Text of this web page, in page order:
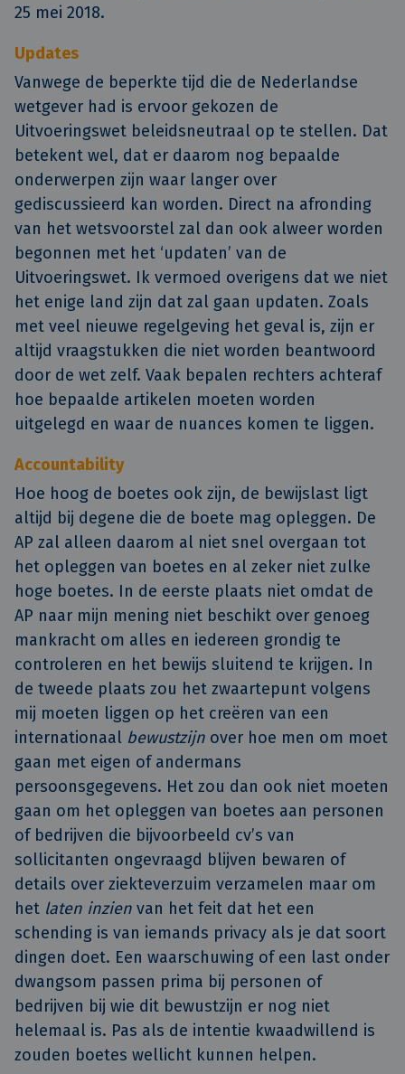
25 mei 2018.
Updates
Vanwege de beperkte tijd die de Nederlandse
wetgever had is ervoor gekozen de
Uitvoeringswet beleidsneutraal op te stellen. Dat
betekent wel, dat er daarom nog bepaalde
onderwerpen zijn waar langer over
gediscussieerd kan worden. Direct na afronding
van het wetsvoorstel zal dan ook alweer worden
begonnen met het ‘updaten’ van de
Uitvoeringswet. Ik vermoed overigens dat we niet
het enige land zijn dat zal gaan updaten. Zoals
met veel nieuwe regelgeving het geval is, zijn er
altijd vraagstukken die niet worden beantwoord
door de wet zelf. Vaak bepalen rechters achteraf
hoe bepaalde artikelen moeten worden
uitgelegd en waar de nuances komen te liggen.
Accountability
Hoe hoog de boetes ook zijn, de bewijslast ligt
altijd bij degene die de boete mag opleggen. De
AP zal alleen daarom al niet snel overgaan tot
het opleggen van boetes en al zeker niet zulke
hoge boetes. In de eerste plaats niet omdat de
AP naar mijn mening niet beschikt over genoeg
mankracht om alles en iedereen grondig te
controleren en het bewijs sluitend te krijgen. In
de tweede plaats zou het zwaartepunt volgens
mij moeten liggen op het creëren van een
internationaal bewustzijn over hoe men om moet
gaan met eigen of andermans
persoonsgegevens. Het zou dan ook niet moeten
gaan om het opleggen van boetes aan personen
of bedrijven die bijvoorbeeld cv’s van
sollicitanten ongevraagd blijven bewaren of
details over ziekteverzuim verzamelen maar om
het laten inzien van het feit dat het een
schending is van iemands privacy als je dat soort
dingen doet. Een waarschuwing of een last onder
dwangsom passen prima bij personen of
bedrijven bij wie dit bewustzijn er nog niet
helemaal is. Pas als de intentie kwaadwillend is
zouden boetes wellicht kunnen helpen.